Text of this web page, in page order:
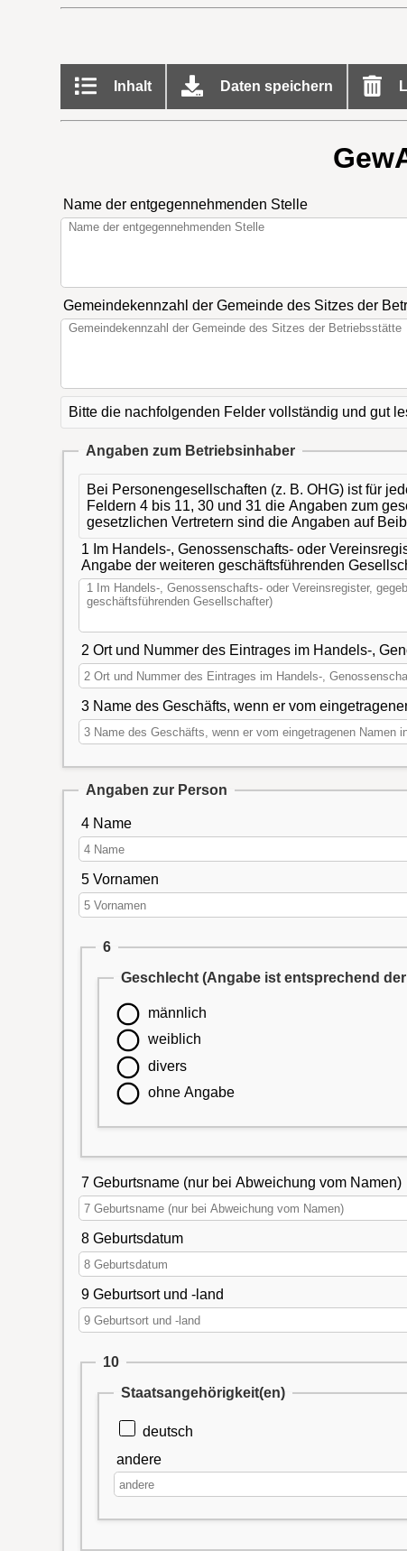
Inhalt Daten speichern
Name der entgegennehmenden Stelle
Gemeindekennzahl der Gemeinde des Sitzes der
Bitte die nachfolgenden Felder vollständig und gut
Angaben zum Betriebsinhaber
Bei Personengesellschaften (z. B. OHG) ist für
Feldern 4 bis 11, 30 und 31 die Angaben zum
gesetzlichen Vertretern sind die Angaben auf
1 Im Handels-, Genossenschafts- oder
Angabe der weiteren geschäftsführenden
3 Name des Geschäfts, wenn er vom
Angaben zur Person
4 Name
5 Vornamen
6
Geschlecht (Angabe ist entsprechend
männlich
weiblich
divers
ohne Angabe
7 Geburtsname (nur bei Abweichung vom Namen)
8 Geburtsdatum
9 Geburtsort und -land
10
Staatsangehörigkeit(en)
deutsch
andere